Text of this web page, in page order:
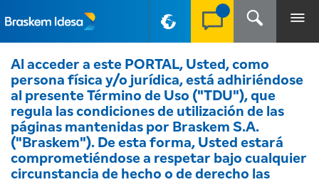
PT-BR
Al acceder a este PORTAL, Usted, como
persona física y/o jurídica, está adhiriéndose
al presente Término de Uso ("TDU"), que
regula las condiciones de utilización de las
páginas mantenidas por Braskem S.A.
("Braskem"). De esta forma, Usted estará
comprometiéndose a respetar bajo cualquier
circunstancia de hecho o de derecho las